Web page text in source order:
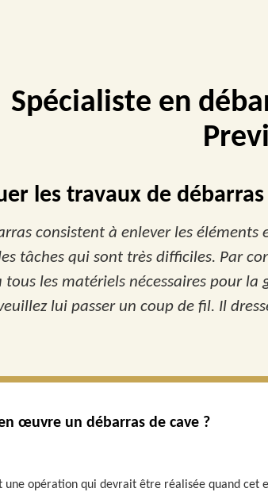
Spécialiste en
les travaux de
consistent à enlever les
tâches qui sont très difficiles. Par
les matériels nécessaires pour
lui passer un coup de fil. Il
œuvre un débarras de cave ?
une opération qui devrait être réalisée quand cet